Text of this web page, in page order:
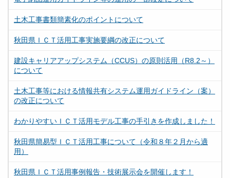
土木工事書類簡素化のポイントについて
秋田県ＩＣＴ活用工事実施要綱の改正について
建設キャリアアップシステム（CCUS）の原則活用（R8.2～）
について
土木工事等における情報共有システム運用ガイドライン（案）
の改正について
わかりやすいＩＣＴ活用モデル工事の手引きを作成しました！
秋田県簡易型ＩＣＴ活用工事について（令和８年２月から適
用）
秋田県ＩＣＴ活用事例報告・技術展示会を開催します！